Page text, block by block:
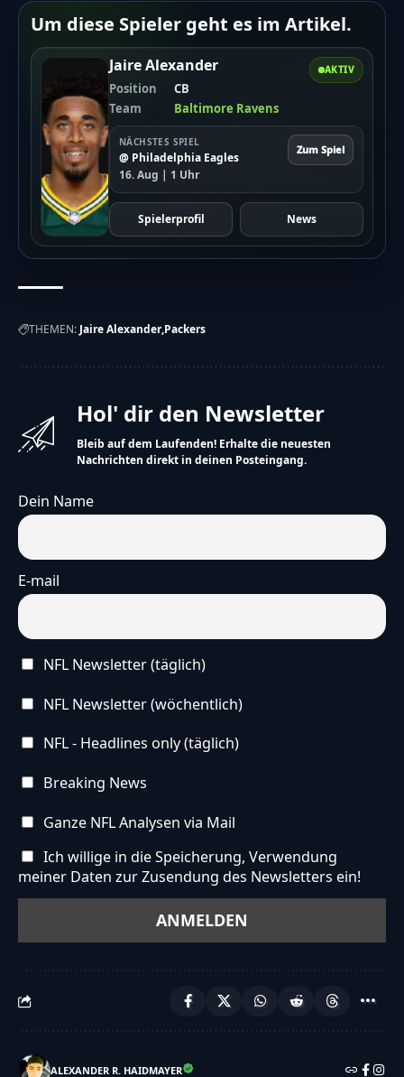
Um diese Spieler geht es im Artikel.
AKTIV
Jaire Alexander
Position
CB
Team
Baltimore Ravens
NÄCHSTES SPIEL
@ Philadelphia Eagles
16. Aug | 1 Uhr
Zum Spiel
Spielerprofil News
THEMEN:Jaire Alexander Packers
Hol' dir den Newsletter
Bleib auf dem Laufenden! Erhalte die neuesten
Nachrichten direkt in deinen Posteingang.
Dein Name
E-mail
NFL Newsletter (täglich)
NFL Newsletter (wöchentlich)
NFL - Headlines only (täglich)
Breaking News
Ganze NFL Analysen via Mail
Ich willige in die Speicherung, Verwendung
meiner Daten zur Zusendung des Newsletters ein!
ALEXANDER R. HAIDMAYER